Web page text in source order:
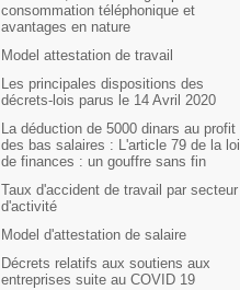
consommation téléphonique et
avantages en nature
Model attestation de travail
Les principales dispositions des
décrets-lois parus le 14 Avril 2020
La déduction de 5000 dinars au profit
des bas salaires : L'article 79 de la loi
de finances : un gouffre sans fin
Taux d'accident de travail par secteur
d'activité
Model d'attestation de salaire
Décrets relatifs aux soutiens aux
entreprises suite au COVID 19